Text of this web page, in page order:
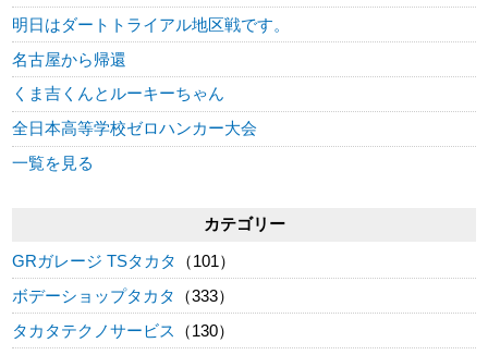
明日はダートトライアル地区戦です。
名古屋から帰還
くま吉くんとルーキーちゃん
全日本高等学校ゼロハンカー大会
一覧を見る
カテゴリー
GRガレージ TSタカタ
（101）
ボデーショップタカタ
（333）
タカタテクノサービス
（130）